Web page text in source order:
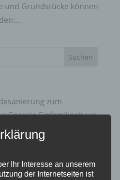
und Grundstücke können
zum
Energie-Einfamilienhaus
und Nutzung
–
vielen besonderen
Ihr Interesse an unserem
der Internetseiten ist